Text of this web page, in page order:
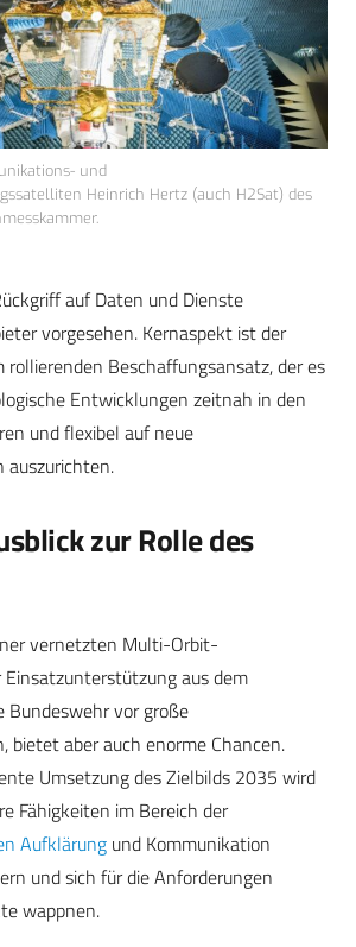
und
Heinrich Hertz (auch H2Sat) des
auf Daten und Dienste
vorgesehen. Kernaspekt ist der
rollierenden Beschaffungsansatz, der es
Entwicklungen zeitnah in den
und flexibel auf neue
auszurichten.
zur Rolle des
vernetzten Multi-Orbit-
aus dem
vor große
bietet aber auch enorme Chancen.
Umsetzung des Zielbilds 2035 wird
Fähigkeiten im Bereich der
Aufklärung und Kommunikation
und sich für die Anforderungen
wappnen.